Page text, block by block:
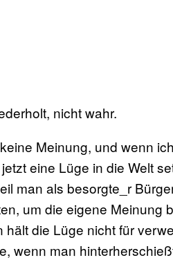
nicht wahr.
Meinung, und wenn
eine Lüge in die Welt
man als besorgte_r
um die eigene Meinung
hält die Lüge nicht für
wenn man